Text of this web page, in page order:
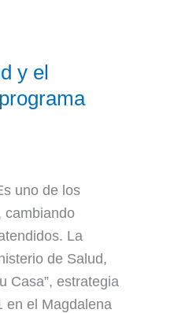
y el
uno de los
cambiando
La
de Salud,
Casa”, estrategia
en el Magdalena